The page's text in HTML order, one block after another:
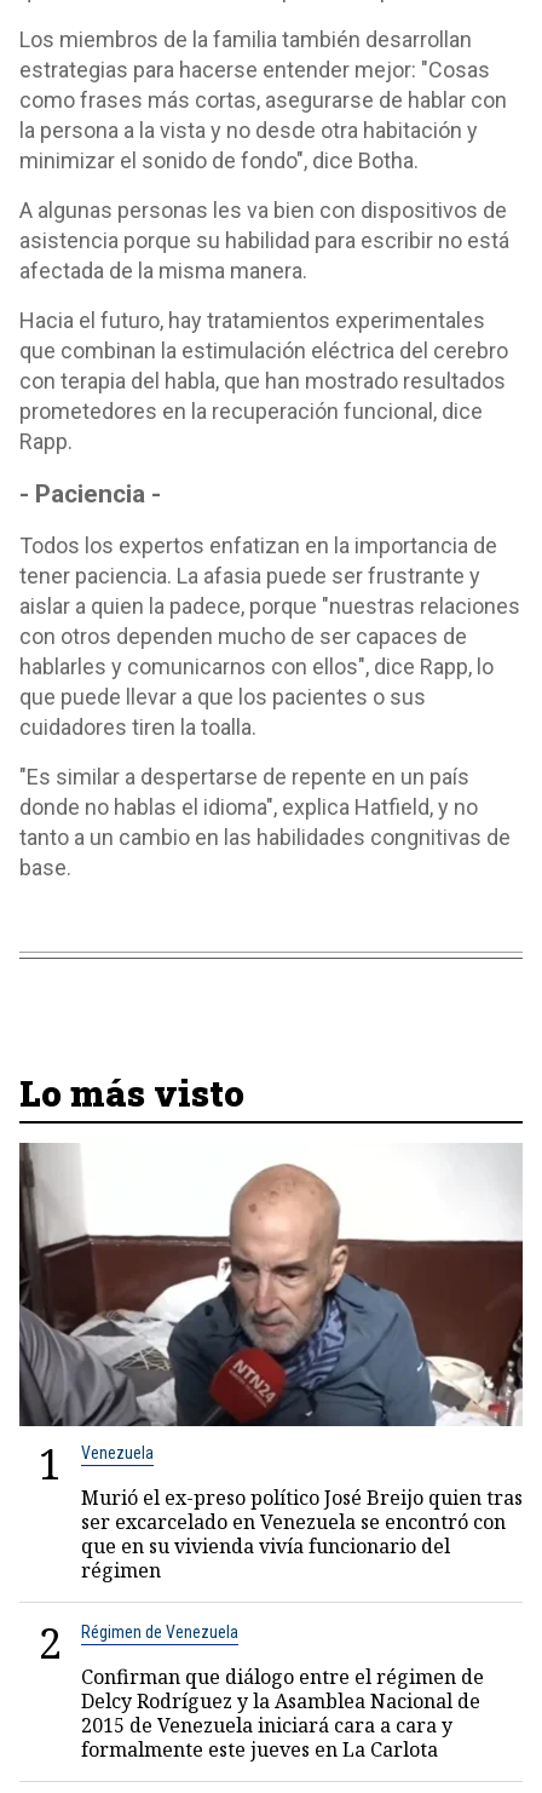
Los miembros de la familia también desarrollan
estrategias para hacerse entender mejor: "Cosas
como frases más cortas, asegurarse de hablar con
la persona a la vista y no desde otra habitación y
minimizar el sonido de fondo", dice Botha.
A algunas personas les va bien con dispositivos de
asistencia porque su habilidad para escribir no está
afectada de la misma manera.
Hacia el futuro, hay tratamientos experimentales
que combinan la estimulación eléctrica del cerebro
con terapia del habla, que han mostrado resultados
prometedores en la recuperación funcional, dice
Rapp.
- Paciencia -
Todos los expertos enfatizan en la importancia de
tener paciencia. La afasia puede ser frustrante y
aislar a quien la padece, porque "nuestras relaciones
con otros dependen mucho de ser capaces de
hablarles y comunicarnos con ellos", dice Rapp, lo
que puede llevar a que los pacientes o sus
cuidadores tiren la toalla.
"Es similar a despertarse de repente en un país
donde no hablas el idioma", explica Hatfield, y no
tanto a un cambio en las habilidades congnitivas de
base.
Lo más visto
1 Venezuela
Murió el ex-preso político José Breijo quien tras
ser excarcelado en Venezuela se encontró con
que en su vivienda vivía funcionario del
régimen
2 Régimen de Venezuela
Confirman que diálogo entre el régimen de
Delcy Rodríguez y la Asamblea Nacional de
2015 de Venezuela iniciará cara a cara y
formalmente este jueves en La Carlota